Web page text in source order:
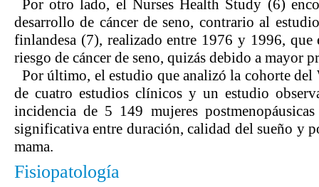
Por otro lado, el Nurses Health Study (6)
desarrollo de cáncer de seno, contrario al
finlandesa (7), realizado entre 1976 y 1996,
riesgo de cáncer de seno, quizás debido a mayor
Por último, el estudio que analizó la cohorte
de cuatro estudios clínicos y un estudio
incidencia de 5 149 mujeres
significativa entre duración, calidad del sueño y
mama.
Fisiopatología